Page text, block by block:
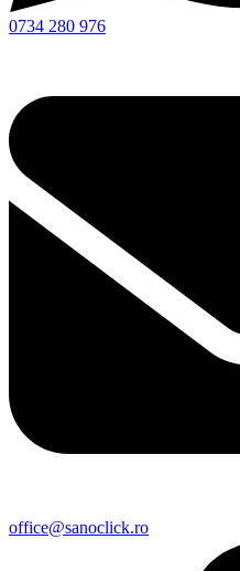
0734 280 976
office@sanoclick.ro